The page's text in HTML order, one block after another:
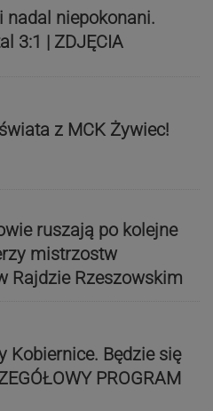
nadal niepokonani.
3:1 | ZDJĘCIA
z MCK Żywiec!
ruszają po kolejne
mistrzostw
Rajdzie Rzeszowskim
Kobiernice. Będzie się
PROGRAM